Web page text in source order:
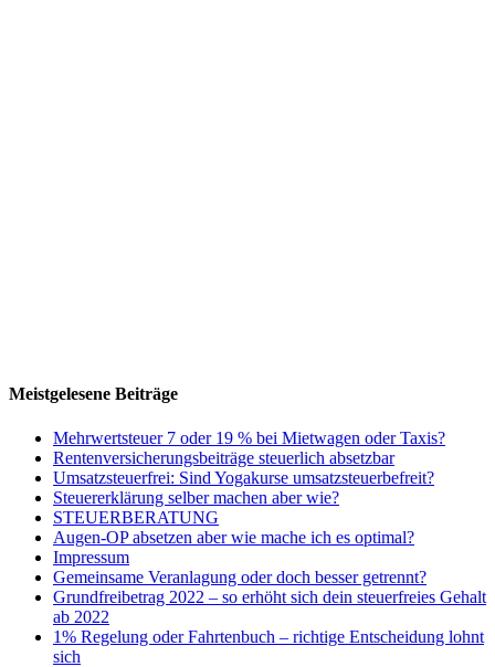
Meistgelesene Beiträge
Mehrwertsteuer 7 oder 19 % bei Mietwagen oder Taxis?
Rentenversicherungsbeiträge steuerlich absetzbar
Umsatzsteuerfrei: Sind Yogakurse umsatzsteuerbefreit?
Steuererklärung selber machen aber wie?
STEUERBERATUNG
Augen-OP absetzen aber wie mache ich es optimal?
Impressum
Gemeinsame Veranlagung oder doch besser getrennt?
Grundfreibetrag 2022 – so erhöht sich dein steuerfreies Gehalt
ab 2022
1% Regelung oder Fahrtenbuch – richtige Entscheidung lohnt
sich